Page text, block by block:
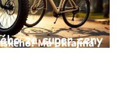
Má Ukrajina